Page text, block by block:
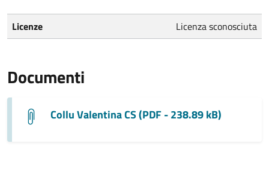
Licenze Licenza sconosciuta
Documenti
Collu Valentina CS (PDF - 238.89 kB)